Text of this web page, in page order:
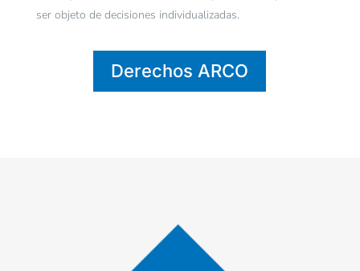
ser objeto de decisiones individualizadas.
Derechos ARCO